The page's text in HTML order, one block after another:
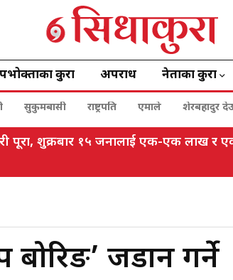
कुरा अपराध नेताका कुरा
सुकुमबासी राष्ट्रपति एमाले शेरबहादुर
पूरा, शुक्रबार १५ जनालाई एक-एक लाख
बोरिङ’ जडान गर्ने